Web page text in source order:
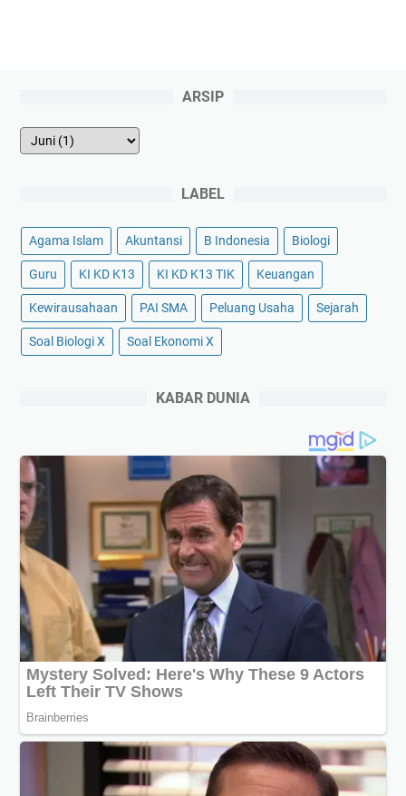
ARSIP
LABEL
Agama Islam Akuntansi B Indonesia Biologi
Guru KI KD K13 KI KD K13 TIK Keuangan
Kewirausahaan PAI SMA Peluang Usaha Sejarah
Soal Biologi X Soal Ekonomi X
KABAR DUNIA